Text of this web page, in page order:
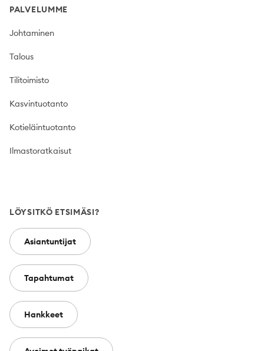
PALVELUMME
Johtaminen
Talous
Tilitoimisto
Kasvintuotanto
Kotieläintuotanto
Ilmastoratkaisut
LÖYSITKÖ ETSIMÄSI?
Asiantuntijat
Tapahtumat
Hankkeet